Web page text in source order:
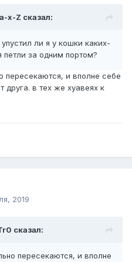
x-Z сказал:
ли я у кошки каких-
за одним портом?
пересекаются, и вполне себе
друга. в тех же хуавеях к
2019
сказал:
пересекаются, и вполне